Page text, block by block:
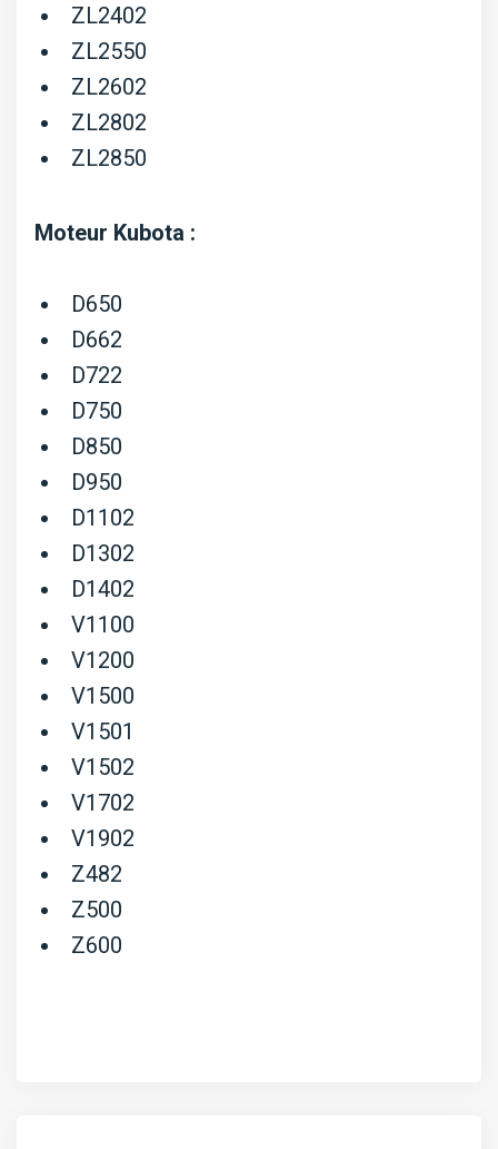
ZL2402
ZL2550
ZL2602
ZL2802
ZL2850
Moteur Kubota :
D650
D662
D722
D750
D850
D950
D1102
D1302
D1402
V1100
V1200
V1500
V1501
V1502
V1702
V1902
Z482
Z500
Z600